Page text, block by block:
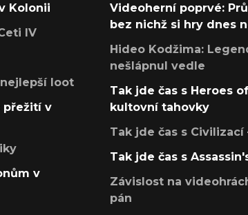
Kolonii
IV
loot
přežití v
v
Videoherní poprvé:
bez nichž si hry dnes
Hideo Kodžima:
nešlápnul vedle
Tak jde čas s Heroes
kultovní tahovky
Tak jde čas s
Tak jde čas s
Závislost na
pán